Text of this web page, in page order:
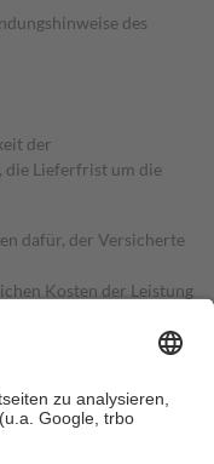
des
der
die Lieferfrist um die
dafür, der Versicherte
Kosten der Leistung